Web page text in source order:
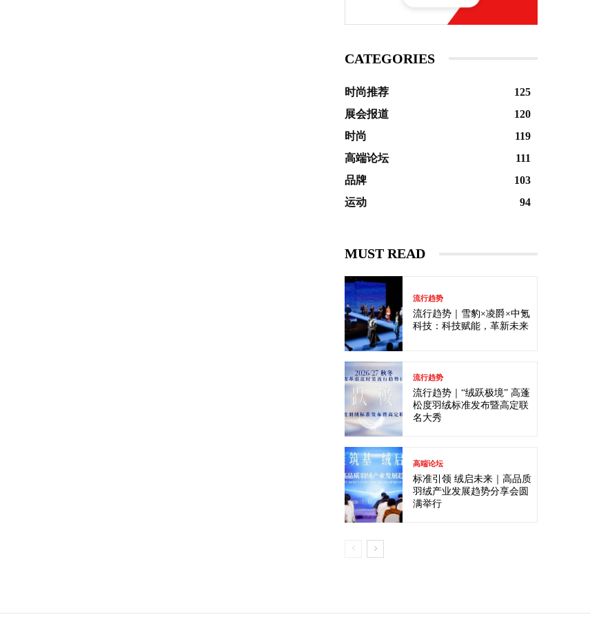
CATEGORIES
时尚推荐
125
展会报道
120
时尚
119
高端论坛
111
品牌
103
运动
94
MUST READ
流行趋势
流行趋势｜雪豹×凌爵×中氪
科技：科技赋能，革新未来
流行趋势
流行趋势｜“绒跃极境” 高蓬
松度羽绒标准发布暨高定联
名大秀
高端论坛
标准引领 绒启未来｜高品质
羽绒产业发展趋势分享会圆
满举行